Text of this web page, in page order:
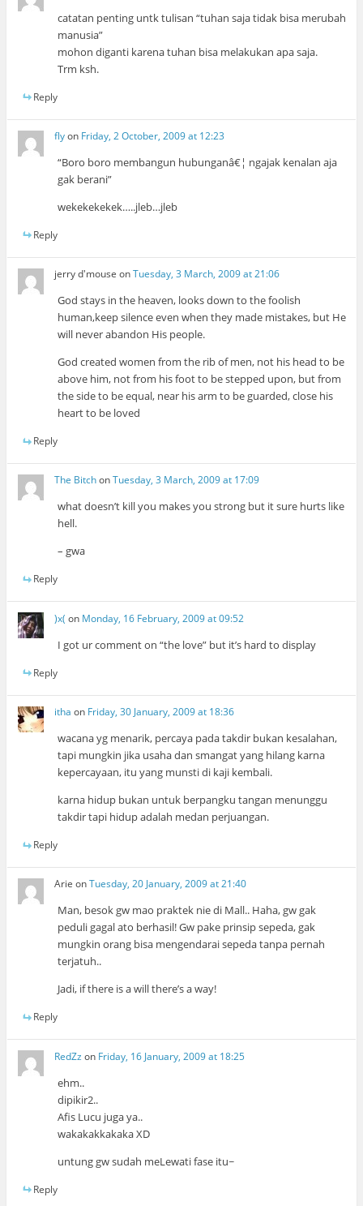
catatan penting untk tulisan “tuhan saja tidak bisa merubah
manusia”
mohon diganti karena tuhan bisa melakukan apa saja.
Trm ksh.
Reply
flyon Friday, 2 October, 2009 at 12:23
“Boro boro membangun hubunganâ€¦ ngajak kenalan aja
gak berani”
wekekekekek…..jleb…jleb
Reply
jerry d'mouse onTuesday, 3 March, 2009 at 21:06
God stays in the heaven, looks down to the foolish
human,keep silence even when they made mistakes, but He
will never abandon His people.
God created women from the rib of men, not his head to be
above him, not from his foot to be stepped upon, but from
the side to be equal, near his arm to be guarded, close his
heart to be loved
Reply
The BitchonTuesday, 3 March, 2009 at 17:09
what doesn’t kill you makes you strong but it sure hurts like
hell.
– gwa
Reply
)x( on Monday, 16 February, 2009 at 09:52
I got ur comment on “the love” but it’s hard to display
Reply
itha on Friday, 30 January, 2009 at 18:36
wacana yg menarik, percaya pada takdir bukan kesalahan,
tapi mungkin jika usaha dan smangat yang hilang karna
kepercayaan, itu yang munsti di kaji kembali.
karna hidup bukan untuk berpangku tangan menunggu
takdir tapi hidup adalah medan perjuangan.
Reply
Arie onTuesday, 20 January, 2009 at 21:40
Man, besok gw mao praktek nie di Mall.. Haha, gw gak
peduli gagal ato berhasil! Gw pake prinsip sepeda, gak
mungkin orang bisa mengendarai sepeda tanpa pernah
terjatuh..
Jadi, if there is a will there’s a way!
Reply
RedZz on Friday, 16 January, 2009 at 18:25
ehm..
dipikir2..
Afis Lucu juga ya..
wakakakkakaka XD
untung gw sudah meLewati fase itu~
Reply